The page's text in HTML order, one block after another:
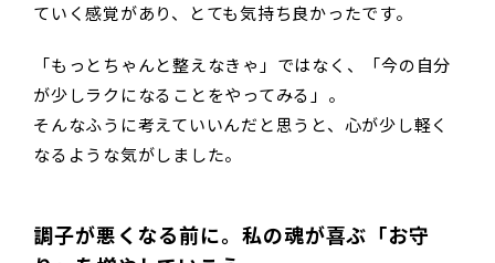
ていく感覚があり、とても気持ち良かったです。
「もっとちゃんと整えなきゃ」ではなく、「今の自分
が少しラクになることをやってみる」。
そんなふうに考えていいんだと思うと、心が少し軽く
なるような気がしました。
調子が悪くなる前に。私の魂が喜ぶ「お守